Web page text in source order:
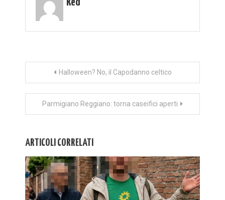
Navigazione
articoli
Halloween? No, il Capodanno celtico
Parmigiano Reggiano: torna caseifici aperti
ARTICOLI CORRELATI